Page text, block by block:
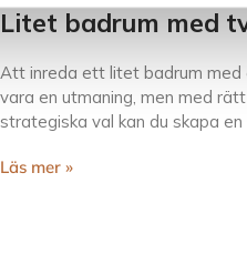
Litet badrum med
Att inreda ett litet badrum med
vara en utmaning, men med
strategiska val kan du skapa en
Läs mer »